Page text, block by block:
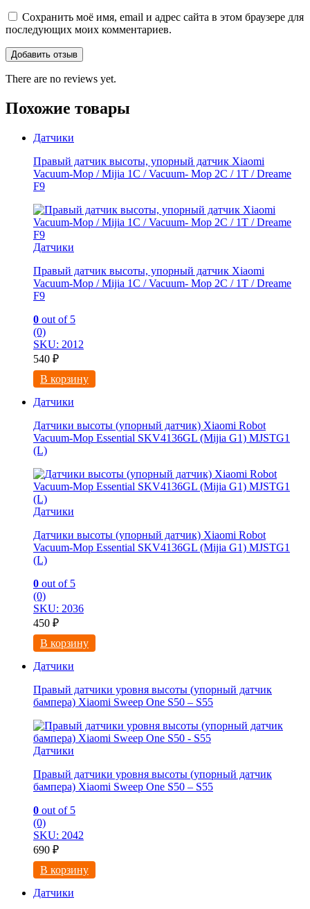
Сохранить моё имя, email и адрес сайта в этом браузере для
последующих моих комментариев.
There are no reviews yet.
Похожие товары
Датчики
Правый датчик высоты, упорный датчик Xiaomi
Vacuum-Mop / Mijia 1C / Vacuum- Mop 2C / 1T / Dreame
F9
Датчики
Правый датчик высоты, упорный датчик Xiaomi
Vacuum-Mop / Mijia 1C / Vacuum- Mop 2C / 1T / Dreame
F9
0 out of 5
(0)
SKU: 2012
540 ₽
В корзину
Датчики
Датчики высоты (упорный датчик) Xiaomi Robot
Vacuum-Mop Essential SKV4136GL (Mijia G1) MJSTG1
(L)
Датчики
Датчики высоты (упорный датчик) Xiaomi Robot
Vacuum-Mop Essential SKV4136GL (Mijia G1) MJSTG1
(L)
0 out of 5
(0)
SKU: 2036
450 ₽
В корзину
Датчики
Правый датчики уровня высоты (упорный датчик
бампера) Xiaomi Sweep One S50 – S55
Датчики
Правый датчики уровня высоты (упорный датчик
бампера) Xiaomi Sweep One S50 – S55
0 out of 5
(0)
SKU: 2042
690 ₽
В корзину
Датчики